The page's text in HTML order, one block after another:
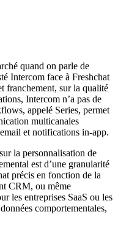
quand on parle de
Intercom face à Freshchat
franchement, sur la qualité
Intercom n’a pas de
appelé Series, permet
multicanales
et notifications in-app.
la personnalisation de
est d’une granularité
précis en fonction de la
CRM, ou même
les entreprises SaaS ou les
comportementales,